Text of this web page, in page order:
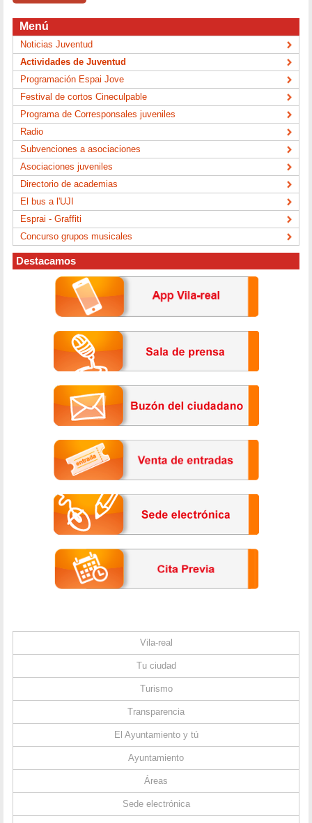
Menú
Noticias Juventud
Actividades de Juventud
Programación Espai Jove
Festival de cortos Cineculpable
Programa de Corresponsales juveniles
Radio
Subvenciones a asociaciones
Asociaciones juveniles
Directorio de academias
El bus a l'UJI
Esprai - Graffiti
Concurso grupos musicales
Destacamos
Vila-real
Tu ciudad
Turismo
Transparencia
El Ayuntamiento y tú
Ayuntamiento
Áreas
Sede electrónica